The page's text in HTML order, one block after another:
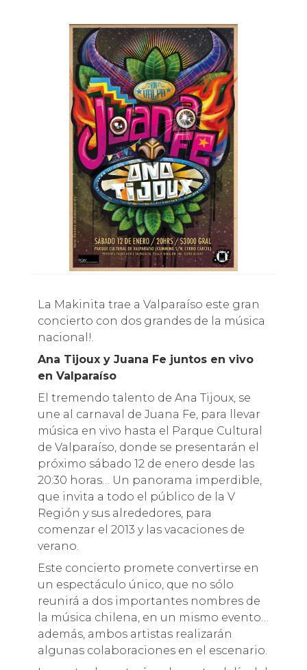
La Makinita trae a Valparaíso este gran
concierto con dos grandes de la música
nacional!.
Ana Tijoux y Juana Fe juntos en vivo
en Valparaíso
El tremendo talento de Ana Tijoux, se
une al carnaval de Juana Fe, para llevar
música en vivo hasta el Parque Cultural
de Valparaíso, donde se presentarán el
próximo sábado 12 de enero desde las
20:30 horas… Un panorama imperdible,
que invita a todo el público de la V
Región y sus alrededores, para
comenzar el 2013 y las vacaciones de
verano.
Este concierto promete convertirse en
un espectáculo único, que no sólo
reunirá a dos importantes nombres de
la música chilena, en un mismo evento…
además, ambos artistas realizarán
algunas colaboraciones en el escenario.